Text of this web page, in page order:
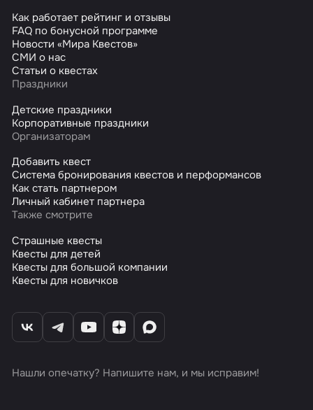
Как работает рейтинг и отзывы
FAQ по бонусной программе
Новости «Мира Квестов»
СМИ о нас
Статьи о квестах
Праздники
Детские праздники
Корпоративные праздники
Организаторам
Добавить квест
Система бронирования квестов и перформансов
Как стать партнером
Личный кабинет партнера
Также смотрите
Страшные квесты
Квесты для детей
Квесты для большой компании
Квесты для новичков
Нашли опечатку? Напишите нам, и мы исправим!